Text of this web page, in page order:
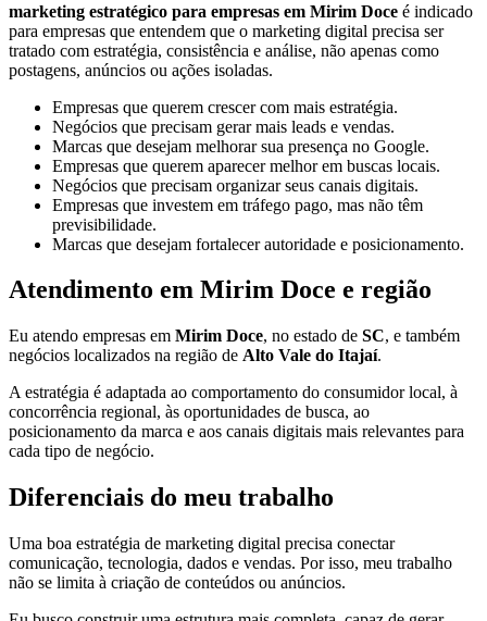
marketing estratégico para empresas em Mirim Doce é indicado
para empresas que entendem que o marketing digital precisa ser
tratado com estratégia, consistência e análise, não apenas como
postagens, anúncios ou ações isoladas.
Empresas que querem crescer com mais estratégia.
Negócios que precisam gerar mais leads e vendas.
Marcas que desejam melhorar sua presença no Google.
Empresas que querem aparecer melhor em buscas locais.
Negócios que precisam organizar seus canais digitais.
Empresas que investem em tráfego pago, mas não têm
previsibilidade.
Marcas que desejam fortalecer autoridade e posicionamento.
Atendimento em Mirim Doce e região
Eu atendo empresas em Mirim Doce, no estado de SC, e também
negócios localizados na região de Alto Vale do Itajaí.
A estratégia é adaptada ao comportamento do consumidor local, à
concorrência regional, às oportunidades de busca, ao
posicionamento da marca e aos canais digitais mais relevantes para
cada tipo de negócio.
Diferenciais do meu trabalho
Uma boa estratégia de marketing digital precisa conectar
comunicação, tecnologia, dados e vendas. Por isso, meu trabalho
não se limita à criação de conteúdos ou anúncios.